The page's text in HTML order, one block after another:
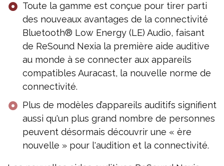
Toute la gamme est conçue pour tirer parti
des nouveaux avantages de la connectivité
Bluetooth® Low Energy (LE) Audio, faisant
de ReSound Nexia la première aide auditive
au monde à se connecter aux appareils
compatibles Auracast, la nouvelle norme de
connectivité.
Plus de modèles d’appareils auditifs signifient
aussi qu'un plus grand nombre de personnes
peuvent désormais découvrir une « ère
nouvelle » pour l'audition et la connectivité.